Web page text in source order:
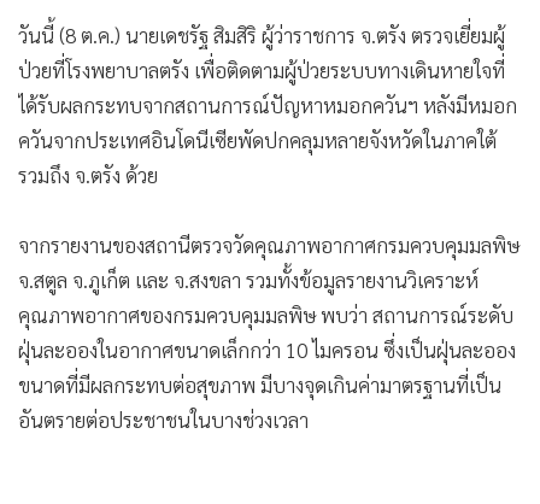
• หุ้น
• อินโดจีน
• กองทุนรวม
• Celeb Online
• Factcheck
• News1
Gotomanager
วันนี้ (8 ต.ค.) นายเดชรัฐ สิมสิริ ผู้ว่าราชการ จ.ตรัง ตรวจเยี่ยมผู้
ป่วยที่โรงพยาบาลตรัง เพื่อติดตามผู้ป่วยระบบทางเดินหายใจที่
ได้รับผลกระทบจากสถานการณ์ปัญหาหมอกควันฯ หลังมีหมอก
ควันจากประเทศอินโดนีเซียพัดปกคลุมหลายจังหวัดในภาคใต้
รวมถึง จ.ตรัง ด้วย
จากรายงานของสถานีตรวจวัดคุณภาพอากาศกรมควบคุมมลพิษ
จ.สตูล จ.ภูเก็ต และ จ.สงขลา รวมทั้งข้อมูลรายงานวิเคราะห์
คุณภาพอากาศของกรมควบคุมมลพิษ พบว่า สถานการณ์ระดับ
ฝุ่นละอองในอากาศขนาดเล็กกว่า 10 ไมครอน ซึ่งเป็นฝุ่นละออง
ขนาดที่มีผลกระทบต่อสุขภาพ มีบางจุดเกินค่ามาตรฐานที่เป็น
อันตรายต่อประชาชนในบางช่วงเวลา